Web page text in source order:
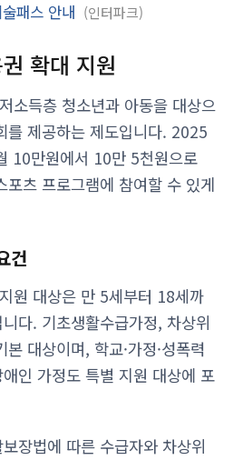
패스 안내 인터파크
확대 지원
소득층 청소년과 아동을 대상으
를 제공하는 제도입니다. 2025
10만원에서 10만 5천원으로
포츠 프로그램에 참여할 수 있게
건
원 대상은 만 5세부터 18세까
다. 기초생활수급가정, 차상위
대상이며, 학교·가정·성폭력
인 가정도 특별 지원 대상에 포
장법에 따른 수급자와 차상위